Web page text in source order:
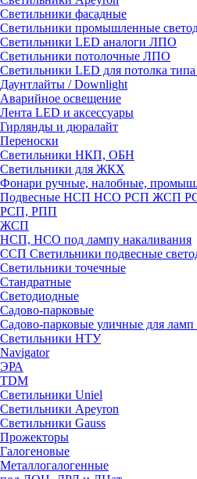
Светильники фасадные
Светильники промышленные
Светильники LED аналоги ЛПО
Светильники потолочные ЛПО
Светильники LED для потолка
Даунтлайты / Downlight
Аварийное освещение
Лента LED и аксессуары
Гирлянды и дюралайт
Переноски
Светильники НКП, ОБН
Светильники для ЖКХ
Фонари ручные, налобные,
Подвесные НСП НСО РСП ЖСП
РСП, РПП
ЖСП
НСП, НСО под лампу накаливания
ССП Светильники подвесные
Светильники точечные
Стандратные
Светодиодные
Садово-парковые
Садово-парковые уличные для
Светильники НТУ
Navigator
ЭРА
TDM
Светильники Uniel
Светильники Apeyron
Светильники Gauss
Прожекторы
Галогеновые
Металлогалогенные